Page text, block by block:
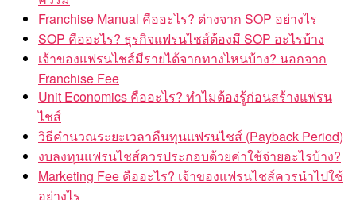
Franchise Manual คืออะไร? ต่างจาก SOP อย่างไร
SOP คืออะไร? ธุรกิจแฟรนไชส์ต้องมี SOP อะไรบ้าง
เจ้าของแฟรนไชส์มีรายได้จากทางไหนบ้าง? นอกจาก
Franchise Fee
Unit Economics คืออะไร? ทำไมต้องรู้ก่อนสร้างแฟรน
ไชส์
วิธีคำนวณระยะเวลาคืนทุนแฟรนไชส์ (Payback Period)
งบลงทุนแฟรนไชส์ควรประกอบด้วยค่าใช้จ่ายอะไรบ้าง?
Marketing Fee คืออะไร? เจ้าของแฟรนไชส์ควรนำไปใช้
อย่างไร